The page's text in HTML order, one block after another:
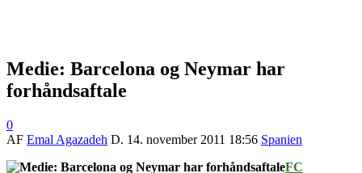
Medie: Barcelona og Neymar har
forhåndsaftale
0
AF Emal Agazadeh D. 14. november 2011 18:56 Spanien
FC